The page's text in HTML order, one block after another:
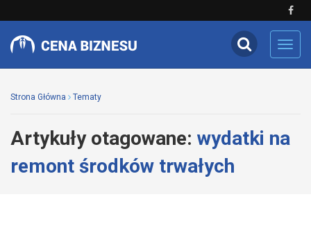
Strona Główna Tematy
Artykuły otagowane: wydatki na
remont środków trwałych